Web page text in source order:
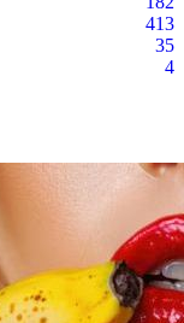
413
35
4